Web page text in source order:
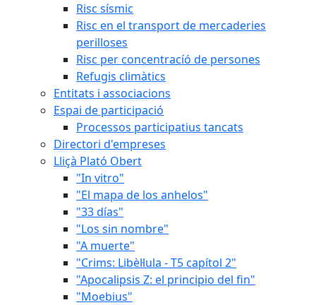
Risc sísmic
Risc en el transport de mercaderies
perilloses
Risc per concentracíó de persones
Refugis climàtics
Entitats i associacions
Espai de participació
Processos participatius tancats
Directori d'empreses
Lliçà Plató Obert
"In vitro"
"El mapa de los anhelos"
"33 días"
"Los sin nombre"
"A muerte"
"Crims: Libèl·lula - T5 capítol 2"
"Apocalipsis Z: el principio del fin"
"Moebius"